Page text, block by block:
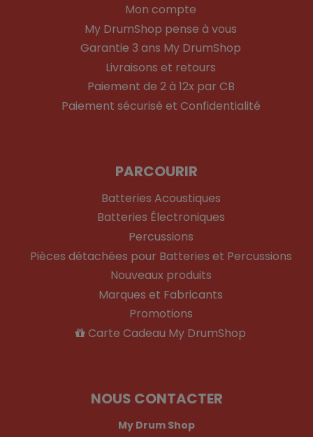
Mon compte
My DrumShop pense à vous
Garantie 3 ans My DrumShop
Livraisons et retours
Paiement de 2 à 12x par CB
Paiement sécurisé et Confidentialité
PARCOURIR
Batteries Acoustiques
Batteries Électroniques
Percussions
Pièces détachées pour Batteries et Percussions
Nouveaux produits
Marques et Fabricants
Promotions
Carte Cadeau My DrumShop
NOUS CONTACTER
My Drum Shop